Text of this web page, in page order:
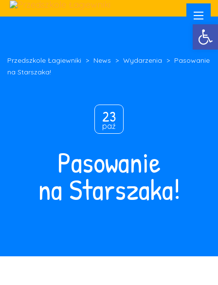
Przedszkole Łagiewniki > News > Wydarzenia > Pasowanie
na Starszaka!
23
paź
Pasowanie
na Starszaka!